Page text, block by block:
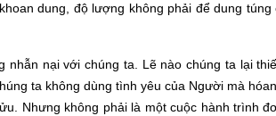
dung, độ lượng không phải để dung
nhẫn nại với chúng ta. Lẽ nào chúng ta lại
ta không dùng tình yêu của Người mà
Nhưng không phải là một cuộc hành trình